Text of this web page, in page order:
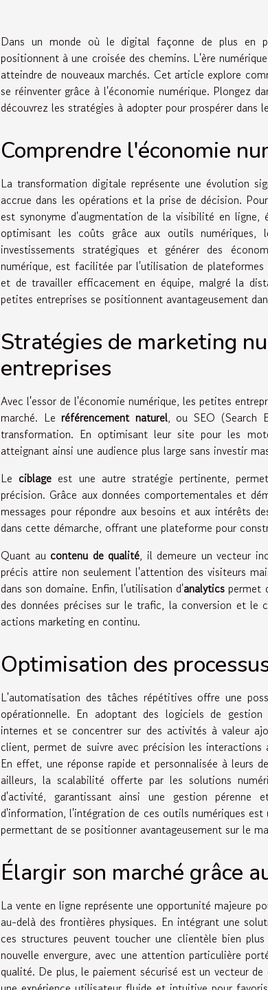
Dans un monde où le digital façonne de plus en
positionnent à une croisée des chemins. L'ère
atteindre de nouveaux marchés. Cet article explore
se réinventer grâce à l'économie numérique. Plongez
découvrez les stratégies à adopter pour prospérer dans
Comprendre l'économie
La transformation digitale représente une évolution
accrue dans les opérations et la prise de décision.
est synonyme d'augmentation de la visibilité en
optimisant les coûts grâce aux outils numériques,
investissements stratégiques et générer des
numérique, est facilitée par l'utilisation de
et de travailler efficacement en équipe, malgré la
petites entreprises se positionnent avantageusement
Stratégies de marketing
entreprises
Avec l'essor de l'économie numérique, les petites
marché. Le référencement naturel, ou SEO (Search
transformation. En optimisant leur site pour les
atteignant ainsi une audience plus large sans investir
Le ciblage est une autre stratégie pertinente,
précision. Grâce aux données comportementales et
messages pour répondre aux besoins et aux intérêts
dans cette démarche, offrant une plateforme pour
Quant au contenu de qualité, il demeure un vecteur
précis attire non seulement l'attention des visiteurs
dans son domaine. Enfin, l'utilisation d'analytics permet
des données précises sur le trafic, la conversion et le
actions marketing en continu.
Optimisation des
L'automatisation des tâches répétitives offre une
opérationnelle. En adoptant des logiciels de
internes et se concentrer sur des activités à valeur
client, permet de suivre avec précision les
En effet, une réponse rapide et personnalisée à leurs
ailleurs, la scalabilité offerte par les solutions
d'activité, garantissant ainsi une gestion pérenne
d'information, l'intégration de ces outils numériques
permettant de se positionner avantageusement sur le
Élargir son marché grâce
La vente en ligne représente une opportunité majeure
au-delà des frontières physiques. En intégrant une
ces structures peuvent toucher une clientèle bien
nouvelle envergure, avec une attention particulière
qualité. De plus, le paiement sécurisé est un vecteur